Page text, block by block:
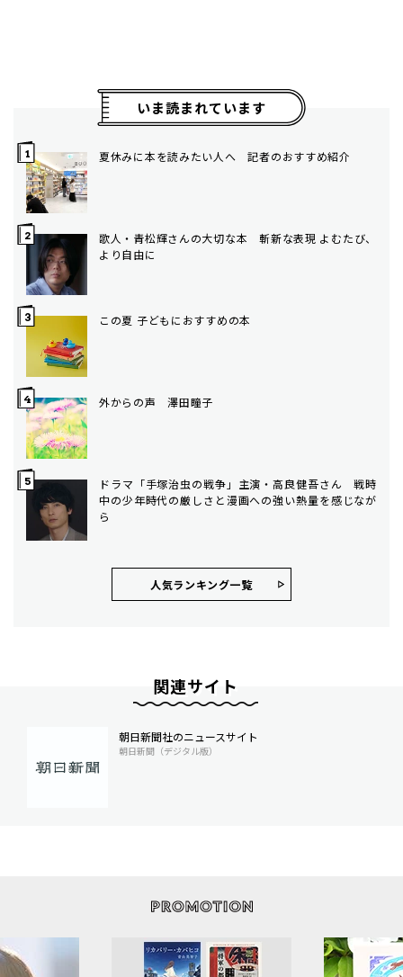
いま読まれています
夏休みに本を読みたい人へ 記者のおすすめ紹介
歌人・青松輝さんの大切な本 斬新な表現 よむたび、
より自由に
この夏 子どもにおすすめの本
外からの声 澤田瞳子
ドラマ「手塚治虫の戦争」主演・高良健吾さん 戦時
中の少年時代の厳しさと漫画への強い熱量を感じなが
ら
人気ランキング⼀覧
関連サイト
朝日新聞社のニュースサイト
朝日新聞（デジタル版）